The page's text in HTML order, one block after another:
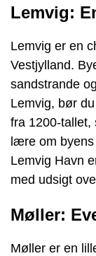
Lemvig:
Lemvig er en
Vestjylland.
sandstrande
Lemvig, bør
fra 1200-tallet,
lære om byens
Lemvig Havn
med udsigt
Møller:
Møller er en